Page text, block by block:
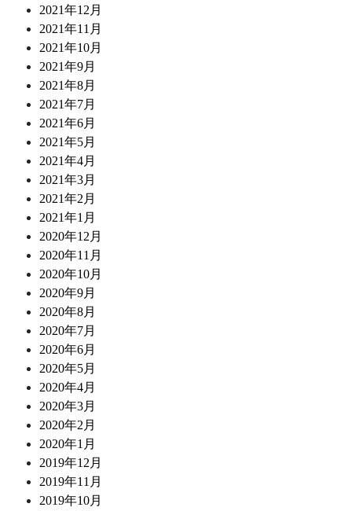
2021年12月
2021年11月
2021年10月
2021年9月
2021年8月
2021年7月
2021年6月
2021年5月
2021年4月
2021年3月
2021年2月
2021年1月
2020年12月
2020年11月
2020年10月
2020年9月
2020年8月
2020年7月
2020年6月
2020年5月
2020年4月
2020年3月
2020年2月
2020年1月
2019年12月
2019年11月
2019年10月